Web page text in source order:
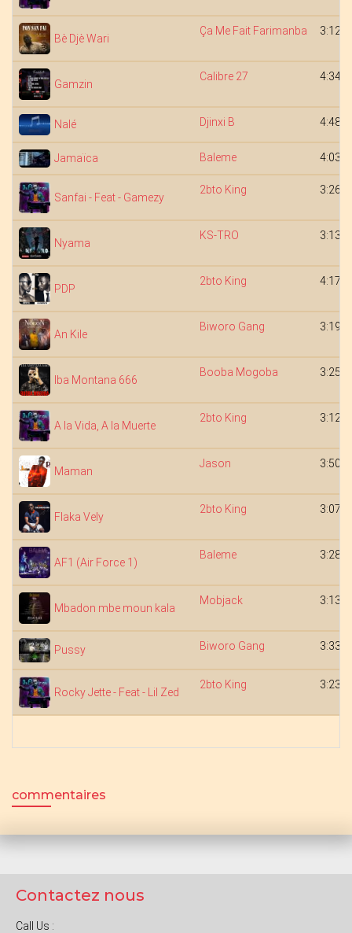
Bè Djè Wari
Ça Me Fait Farimanba 3:12
Gamzin
Calibre 27 4:34
Nalé Djinxi B 4:48
Jamaïca Baleme 4:03
Sanfai - Feat - Gamezy
2bto King 3:26
Nyama
KS-TRO 3:13
PDP
2bto King 4:17
An Kile
Biworo Gang 3:19
Iba Montana 666
Booba Mogoba 3:25
A la Vida, A la Muerte
2bto King 3:12
Maman
Jason 3:50
Flaka Vely
2bto King 3:07
AF1 (Air Force 1)
Baleme 3:28
Mbadon mbe moun kala
Mobjack 3:13
Pussy Biworo Gang 3:33
Rocky Jette - Feat - Lil Zed
2bto King 3:23
commentaires
Contactez nous
Call Us :